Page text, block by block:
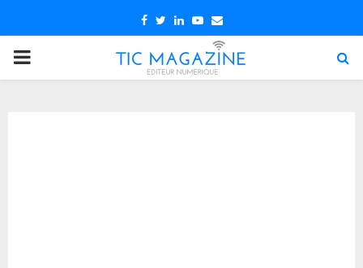
Facebook
TwitterLinkedin
Youtube
Email
PRIMARY